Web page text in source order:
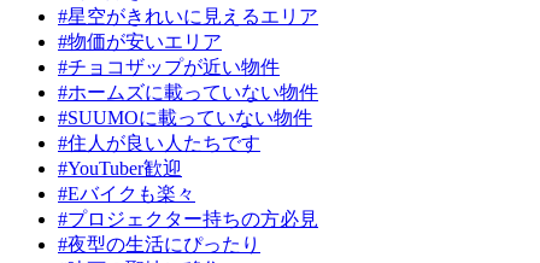
#星空がきれいに見えるエリア
#物価が安いエリア
#チョコザップが近い物件
#ホームズに載っていない物件
#SUUMOに載っていない物件
#住人が良い人たちです
#YouTuber歓迎
#Eバイクも楽々
#プロジェクター持ちの方必見
#夜型の生活にぴったり